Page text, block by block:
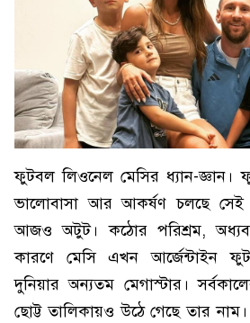
ফুটবল লিওনেল মেসির ধ্যান-জ্ঞান।
ভালোবাসা আর আকর্ষণ চলছে সেই
আজও অটুট। কঠোর পরিশ্রম,
কারণে মেসি এখন আর্জেন্টাইন
দুনিয়ার অন্যতম মেগাস্টার।
ছোট্ট তালিকায়ও উঠে গেছে তার